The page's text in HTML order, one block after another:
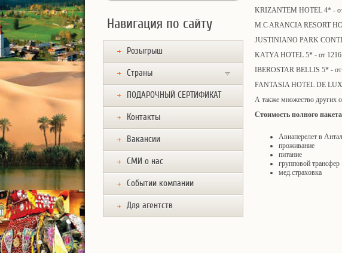
Навигация по сайту
Розыгрыш
Страны
ПОДАРОЧНЫЙ СЕРТИФИКАТ
Контакты
Вакансии
СМИ о нас
Событии компании
Для агентств
KRIZANTEM HOTEL 4* -
M.C ARANCIA RESORT
JUSTINIANO PARK CONTI
KATYA HOTEL 5* - от 1216
IBEROSTAR BELLIS 5* - от
FANTASIA HOTEL DE
А также множество других
Стоимость полного
Авиаперелет в
проживание
питание
групповой трансфер
мед.страховка